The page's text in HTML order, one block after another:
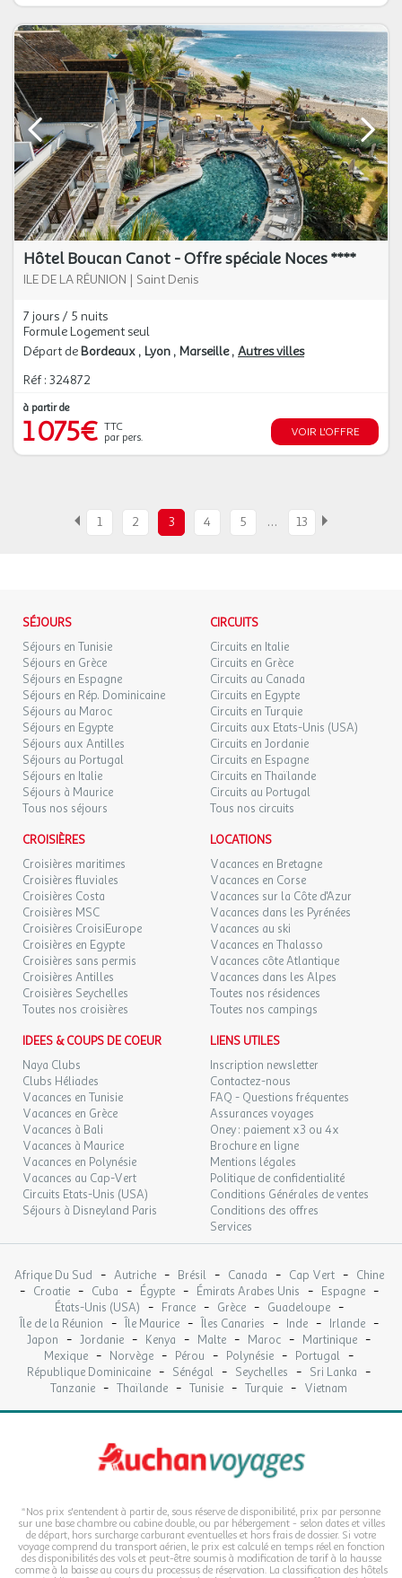
Hôtel Boucan Canot - Offre spéciale Noces ****
ILE DE LA RÉUNION | Saint Denis
7 jours / 5 nuits
Formule Logement seul
Départ de Bordeaux Lyon Marseille Autres villes
Réf : 324872
à partir de
1 075€ TTC
par pers.
VOIR L'OFFRE
1 2 3 4 5 … 13
SÉJOURS
Séjours en Tunisie
Séjours en Grèce
Séjours en Espagne
Séjours en Rép. Dominicaine
Séjours au Maroc
Séjours en Egypte
Séjours aux Antilles
Séjours au Portugal
Séjours en Italie
Séjours à Maurice
Tous nos séjours
CIRCUITS
Circuits en Italie
Circuits en Grèce
Circuits au Canada
Circuits en Egypte
Circuits en Turquie
Circuits aux Etats-Unis (USA)
Circuits en Jordanie
Circuits en Espagne
Circuits en Thaïlande
Circuits au Portugal
Tous nos circuits
CROISIÈRES
Croisières maritimes
Croisières fluviales
Croisières Costa
Croisières MSC
Croisières CroisiEurope
Croisières en Egypte
Croisières sans permis
Croisières Antilles
Croisières Seychelles
Toutes nos croisières
LOCATIONS
Vacances en Bretagne
Vacances en Corse
Vacances sur la Côte d'Azur
Vacances dans les Pyrénées
Vacances au ski
Vacances en Thalasso
Vacances côte Atlantique
Vacances dans les Alpes
Toutes nos résidences
Toutes nos campings
IDEES & COUPS DE COEUR
Naya Clubs
Clubs Héliades
Vacances en Tunisie
Vacances en Grèce
Vacances à Bali
Vacances à Maurice
Vacances en Polynésie
Vacances au Cap-Vert
Circuits Etats-Unis (USA)
Séjours à Disneyland Paris
LIENS UTILES
Inscription newsletter
Contactez-nous
FAQ - Questions fréquentes
Assurances voyages
Oney : paiement x3 ou 4x
Brochure en ligne
Mentions légales
Politique de confidentialité
Conditions Générales de ventes
Conditions des offres
Services
Afrique Du Sud - Autriche - Brésil - Canada - Cap Vert - Chine
- Croatie - Cuba - Égypte - Émirats Arabes Unis - Espagne -
États-Unis (USA) - France - Grèce - Guadeloupe -
Île de la Réunion - Île Maurice - Îles Canaries - Inde - Irlande -
Japon - Jordanie - Kenya - Malte - Maroc - Martinique -
Mexique - Norvège - Pérou - Polynésie - Portugal -
République Dominicaine - Sénégal - Seychelles - Sri Lanka -
Tanzanie - Thaïlande - Tunisie - Turquie - Vietnam
*Nos prix s'entendent à partir de, sous réserve de disponibilité, prix par personne
sur une base chambre ou cabine double, ou par hébergement - selon dates et villes
de départ, hors surcharge carburant eventuelles et hors frais de dossier. Si votre
voyage comprend du transport aérien, le prix est calculé en temps réel en fonction
des disponibilités des vols et peut-être soumis à modification de tarif à la hausse
comme à la baisse au cours du processus de réservation. La classification des hôtels